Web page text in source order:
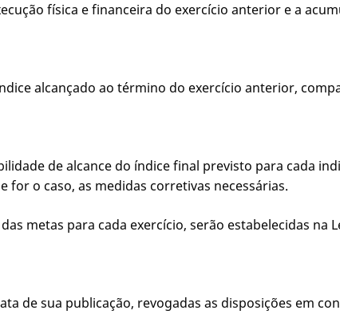
física e financeira do exercício anterior e a
alcançado ao término do exercício anterior,
de alcance do índice final previsto para cada
for o caso, as medidas corretivas necessárias.
metas para cada exercício, serão estabelecidas na
de sua publicação, revogadas as disposições em